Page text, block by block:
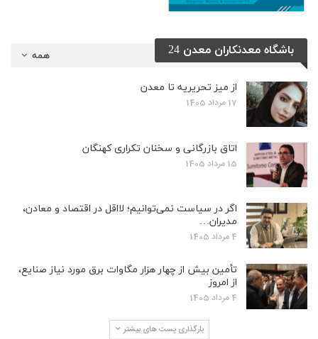
همه باشگاه معدنکاران معدن 24
از میز تحریریه تا معدن
17 مرداد 1405
اتاق بازرگانی و سخنان تکراری کهنگان
15 مرداد 1405
اگر در سیاست نمی‌توانیم؛ لااقل در اقتصاد و معادن،
مدیران…
4 مرداد 1405
تأمین بیش از چهار هزار مگاوات برق مورد نیاز صنایع،
از امروز
4 مرداد 1405
بارگذاری پست های بیشتر